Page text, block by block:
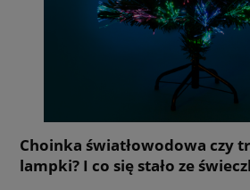
Choinka światłowodowa czy
lampki? I co się stało ze